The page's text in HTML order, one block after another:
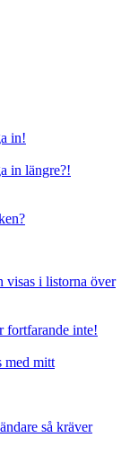
in!
in längre?!
visas i listorna över
fortfarande inte!
med mitt
så kräver